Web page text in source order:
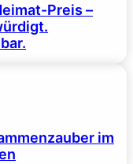
Preis –
im